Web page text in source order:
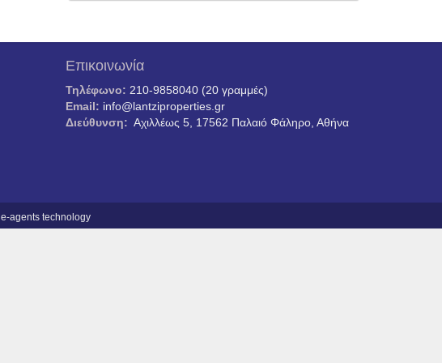
Επικοινωνία
Τηλέφωνο: 210-9858040 (20 γραμμές)
Email: info@lantziproperties.gr
Διεύθυνση: Αχιλλέως 5, 17562 Παλαιό Φάληρο, Αθήνα
e-agents technology